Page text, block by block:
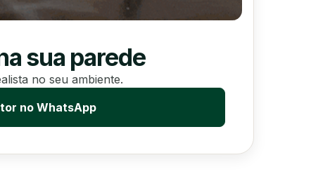
sua parede
no seu ambiente.
no WhatsApp